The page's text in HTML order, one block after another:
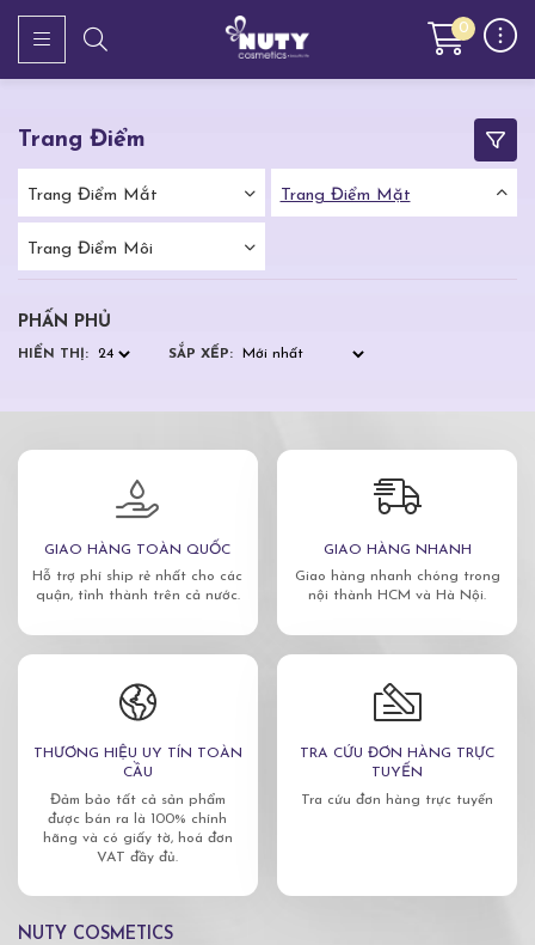
0
Trang Điểm
Trang Điểm Mắt Trang Điểm Mặt
Trang Điểm Môi
PHẤN PHỦ
HIỂN THỊ: SẮP XẾP:
GIAO HÀNG TOÀN QUỐC
Hỗ trợ phí ship rẻ nhất cho các
quận, tỉnh thành trên cả nước.
GIAO HÀNG NHANH
Giao hàng nhanh chóng trong
nội thành HCM và Hà Nội.
THƯƠNG HIỆU UY TÍN TOÀN
CẦU
Đảm bảo tất cả sản phẩm
được bán ra là 100% chính
hãng và có giấy tờ, hoá đơn
VAT đầy đủ.
TRA CỨU ĐƠN HÀNG TRỰC
TUYẾN
Tra cứu đơn hàng trực tuyến
NUTY COSMETICS